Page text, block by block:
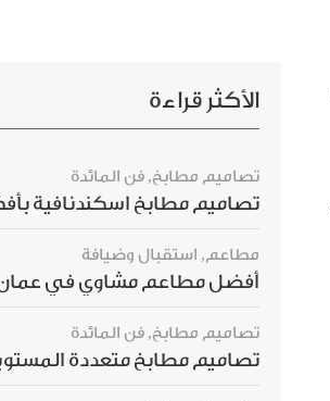
الأكثر قراءة
تصاميم مطابخ, فن المائدة
مطاعم, استقبال وضيافة
تصاميم مطابخ, فن المائدة